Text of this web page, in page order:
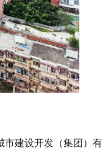
建设开发（集团）有